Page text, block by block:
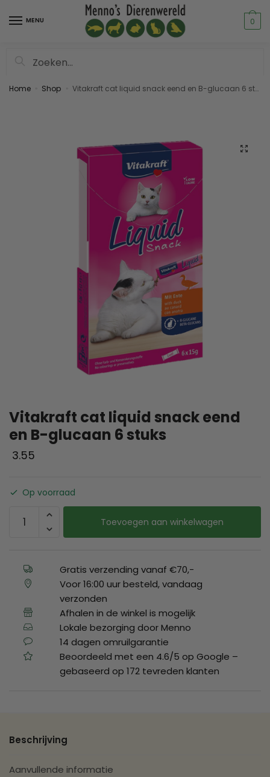
MENU 0
Home Shop Vitakraft cat liquid snack eend en B-glucaan 6 stuks
Vitakraft cat liquid snack eend
en B-glucaan 6 stuks
3.55
Op voorraad
Toevoegen aan winkelwagen
Gratis verzending vanaf €70,-
Voor 16:00 uur besteld, vandaag
verzonden
Afhalen in de winkel is mogelijk
Lokale bezorging door Menno
14 dagen omruilgarantie
Beoordeeld met een 4.6/5 op Google –
gebaseerd op 172 tevreden klanten
Beschrijving
Aanvullende informatie